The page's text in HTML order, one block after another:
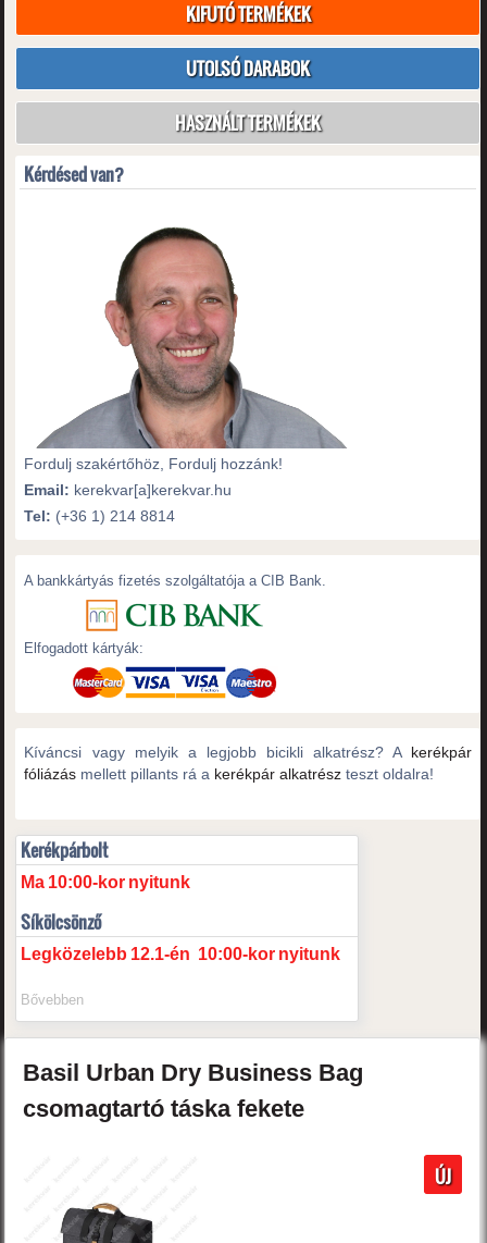
KIFUTÓ TERMÉKEK
UTOLSÓ DARABOK
HASZNÁLT TERMÉKEK
Kérdésed van?
Fordulj szakértőhöz, Fordulj hozzánk!
Email: kerekvar[a]kerekvar.hu
Tel: (+36 1) 214 8814
A bankkártyás fizetés szolgáltatója a CIB Bank.
Elfogadott kártyák:
Kíváncsi vagy melyik a legjobb bicikli alkatrész? A kerékpár
fóliázás mellett pillants rá a kerékpár alkatrész teszt oldalra!
Kerékpárbolt
Ma 10:00-kor nyitunk
Síkölcsönző
Legközelebb 12.1-én 10:00-kor nyitunk
Bővebben
Basil Urban Dry Business Bag
csomagtartó táskafekete
ÚJ